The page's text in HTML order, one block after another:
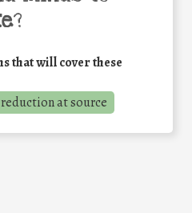
?
that will cover these
at source